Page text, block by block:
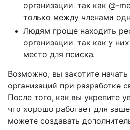
организации, так как @-
только между членами
Людям проще находить
организации, так как у
место для поиска.
Возможно, вы захотите
организаций при разработке
После того, как вы укрепите
что хорошо работает для
можете создавать